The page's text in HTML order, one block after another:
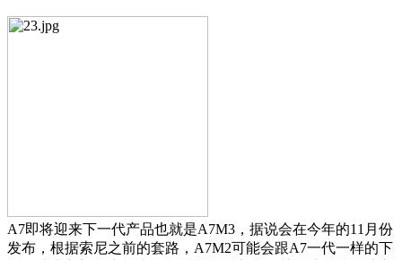
A7即将迎来下一代产品也就是A7M3，据说会在今年的11月份
发布，根据索尼之前的套路，A7M2可能会跟A7一代一样的下